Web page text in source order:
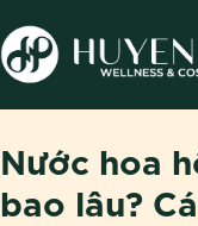
Nước hoa
bao lâu?